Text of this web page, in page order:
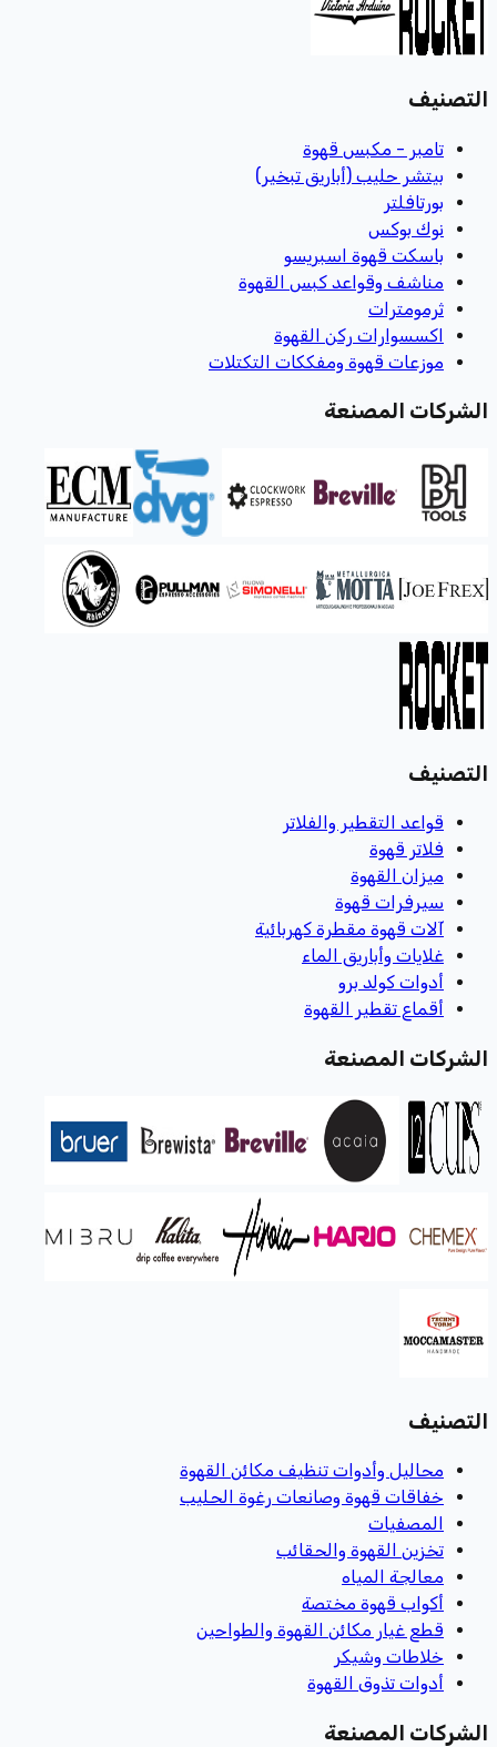
التصنيف
تامبر - مكبس قهوة
بيتشر حليب (أباريق تبخير)
بورتافلتر
نوك بوكس
باسكت قهوة اسبريسو
مناشف وقواعد كبس القهوة
ثرمومترات
اكسسوارات ركن القهوة
موزعات قهوة ومفككات التكتلات
الشركات المصنعة
التصنيف
قواعد التقطير والفلاتر
فلاتر قهوة
ميزان القهوة
سيرفرات قهوة
آلات قهوة مقطرة كهربائية
غلايات وأباريق الماء
أدوات كولد برو
أقماع تقطير القهوة
الشركات المصنعة
التصنيف
محاليل وأدوات تنظيف مكائن القهوة
خفاقات قهوة وصانعات رغوة الحليب
المصفيات
تخزين القهوة والحقائب
معالجة المياه
أكواب قهوة مختصة
قطع غيار مكائن القهوة والطواحين
خلاطات وشيكر
أدوات تذوق القهوة
الشركات المصنعة